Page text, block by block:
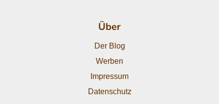
Über
Der Blog
Werben
Impressum
Datenschutz